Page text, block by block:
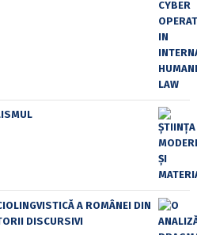
A ROMÂNEI DIN
DISCURSIVI